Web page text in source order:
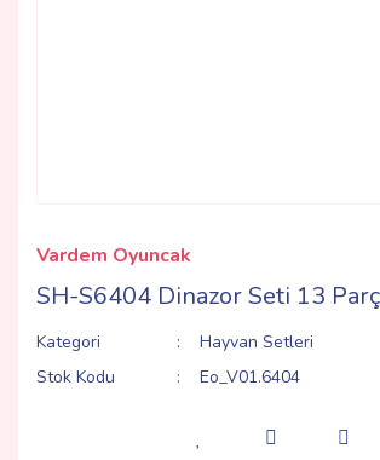
Vardem Oyuncak
SH-S6404 Dinazor Seti 13
Kategori
Hayvan Setleri
Stok Kodu
Eo_V01.6404